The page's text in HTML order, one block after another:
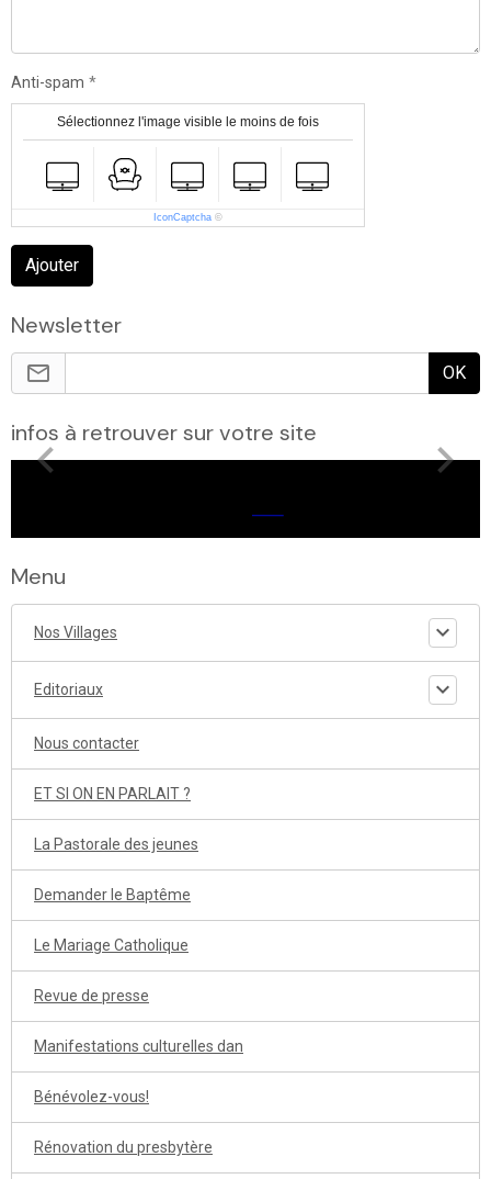
Anti-spam
Sélectionnez l'image visible le moins de fois
IconCaptcha ©
Ajouter
Newsletter
OK
infos à retrouver sur votre site
Menu
Nos Villages
Editoriaux
Nous contacter
ET SI ON EN PARLAIT ?
La Pastorale des jeunes
Demander le Baptême
Le Mariage Catholique
Revue de presse
Manifestations culturelles dan
Bénévolez-vous!
Rénovation du presbytère